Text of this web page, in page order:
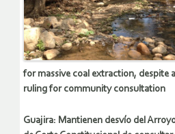
for massive coal extraction, despite
ruling for community consultation
Guajira: Mantienen desvío del